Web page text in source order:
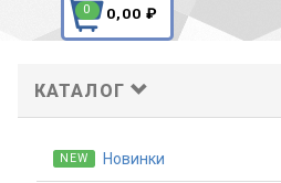
0 0,00 ₽
КАТАЛОГ
NEW Новинки